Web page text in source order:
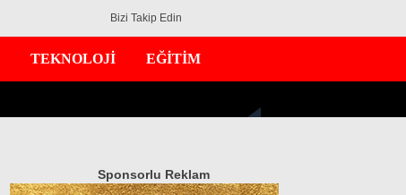
Bizi Takip Edin
TEKNOLOJİ EĞİTİM
Sponsorlu Reklam